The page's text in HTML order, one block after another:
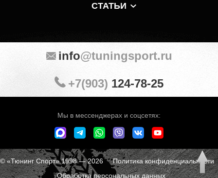
СТАТЬИ
Мы в мессенджерах и соцсетях:
info@tuningsport.ru
+7(903) 124-78-25
© «Тюнинг Спорт» 1998 — 2026Политика конфиденциальности
Обработка персональных данных